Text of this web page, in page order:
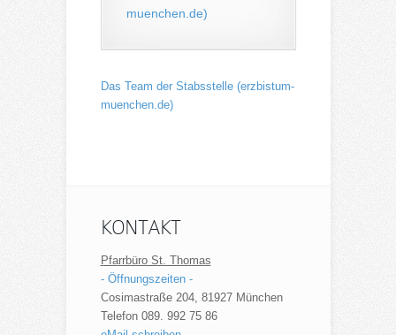
muenchen.de)
Das Team der Stabsstelle (erzbistum-
muenchen.de)
KONTAKT
Pfarrbüro St. Thomas
- Öffnungszeiten -
Cosimastraße 204, 81927 München
Telefon 089. 992 75 86